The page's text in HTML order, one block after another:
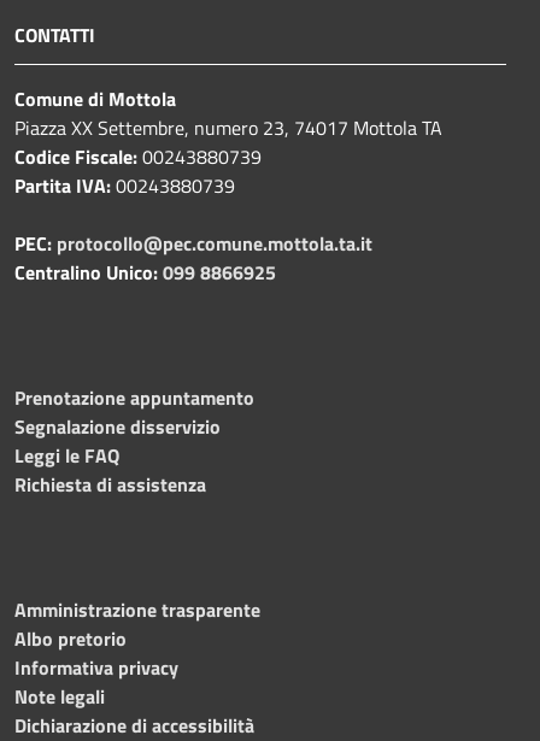
CONTATTI
Comune di Mottola
Piazza XX Settembre, numero 23, 74017 Mottola TA
Codice Fiscale:00243880739
Partita IVA:00243880739
PEC: protocollo@pec.comune.mottola.ta.it
Centralino Unico:099 8866925
Prenotazione appuntamento
Segnalazione disservizio
Leggi le FAQ
Richiesta di assistenza
Amministrazione trasparente
Albo pretorio
Informativa privacy
Note legali
Dichiarazione di accessibilità